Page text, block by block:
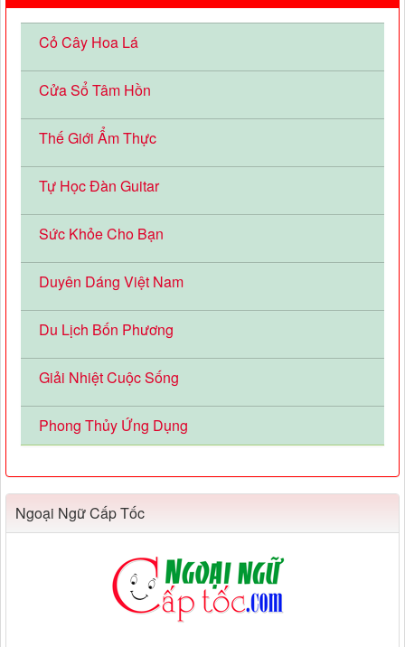
Cỏ Cây Hoa Lá
Cửa Sổ Tâm Hồn
Thế Giới Ẩm Thực
Tự Học Đàn Guitar
Sức Khỏe Cho Bạn
Duyên Dáng Việt Nam
Du Lịch Bốn Phương
Giải Nhiệt Cuộc Sống
Phong Thủy Ứng Dụng
Ngoại Ngữ Cấp Tốc